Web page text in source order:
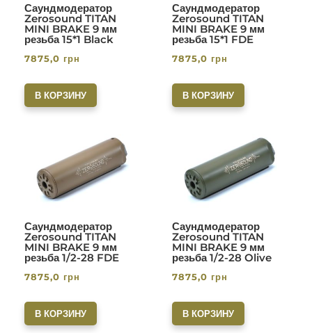
Саундмодератор
Zerosound TITAN
MINI BRAKE 9 мм
резьба 15*1 Black
7875,0 грн
В КОРЗИНУ
Саундмодератор
Zerosound TITAN
MINI BRAKE 9 мм
резьба 15*1 FDE
7875,0 грн
В КОРЗИНУ
Саундмодератор
Zerosound TITAN
MINI BRAKE 9 мм
резьба 1/2-28 FDE
7875,0 грн
В КОРЗИНУ
Саундмодератор
Zerosound TITAN
MINI BRAKE 9 мм
резьба 1/2-28 Olive
7875,0 грн
В КОРЗИНУ